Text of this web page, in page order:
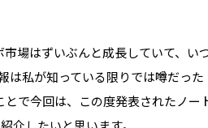
場はずいぶんと成長していて、い
私が知っている限りでは噂だった
で今回は、この度発表されたノー